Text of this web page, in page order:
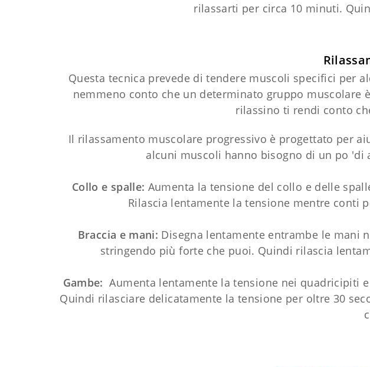
rilassarti per circa 10 minuti.
Questa tecnica prevede di tendere muscoli specifici per
nemmeno conto che un determinato gruppo muscolare
rilassino ti rendi conto
Il rilassamento muscolare progressivo è progettato per
alcuni muscoli hanno bisogno di un po 'di
Collo e spalle: Aumenta la tensione del collo e delle
Rilascia lentamente la tensione mentre conti
Braccia e mani: Disegna lentamente entrambe le mani
stringendo più forte che puoi. Quindi rilascia
Gambe: Aumenta lentamente la tensione nei quadricipiti
Quindi rilasciare delicatamente la tensione per oltre 30